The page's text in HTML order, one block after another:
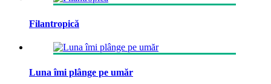
Filantropică
Luna îmi plânge pe umăr